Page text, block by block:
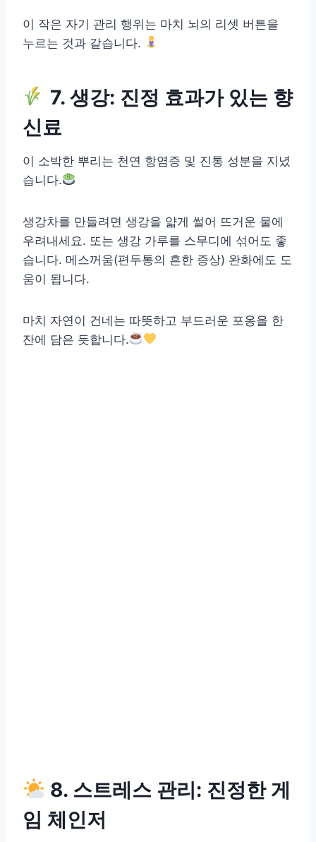
이 작은 자기 관리 행위는 마치 뇌의 리셋 버튼을
누르는 것과 같습니다.
7. 생강: 진정 효과가 있는 향
신료
이 소박한 뿌리는 천연 항염증 및 진통 성분을 지녔
습니다.
생강차를 만들려면 생강을 얇게 썰어 뜨거운 물에
우려내세요. 또는 생강 가루를 스무디에 섞어도 좋
습니다. 메스꺼움(편두통의 흔한 증상) 완화에도 도
움이 됩니다.
마치 자연이 건네는 따뜻하고 부드러운 포옹을 한
잔에 담은 듯합니다.
8. 스트레스 관리: 진정한 게
임 체인저